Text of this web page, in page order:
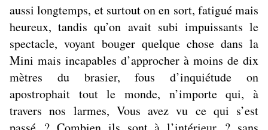
aussi longtemps, et surtout on en sort, fatigué mais
heureux, tandis qu’on avait subi impuissants le
spectacle, voyant bouger quelque chose dans la
Mini mais incapables d’approcher à moins de dix
mètres du brasier, fous d’inquiétude on
apostrophait tout le monde, n’importe qui, à
travers nos larmes, Vous avez vu ce qui s’est